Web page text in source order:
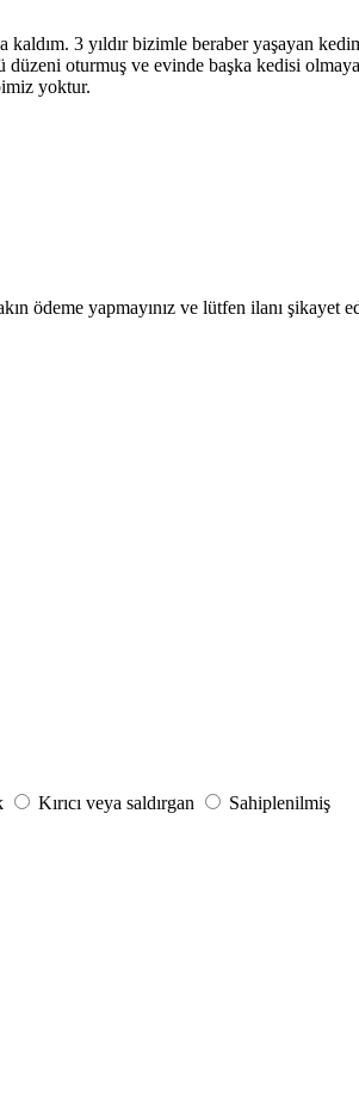
kaldım. 3 yıldır bizimle beraber yaşayan
oturmuş ve evinde başka kedisi
yoktur.
ödeme yapmayınız ve lütfen ilanı
Kırıcı veya saldırgan
Sahiplenilmiş